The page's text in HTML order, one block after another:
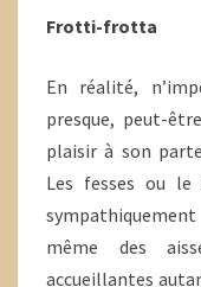
Frotti-frotta
En réalité,
presque, peut-
plaisir à son
Les fesses ou
même des
accueillantes